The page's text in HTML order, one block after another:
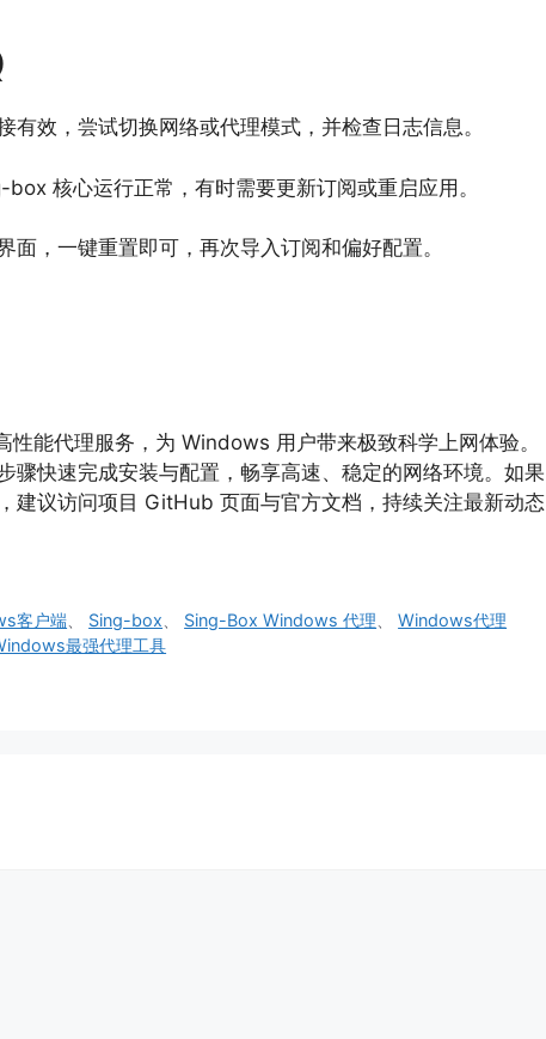
有效，尝试切换网络或代理模式，并检查日志信息。
核心运行正常，有时需要更新订阅或重启应用。
面，一键重置即可，再次导入订阅和偏好配置。
能代理服务，为 Windows 用户带来极致科学上网体验。
骤快速完成安装与配置，畅享高速、稳定的网络环境。如果
建议访问项目 GitHub 页面与官方文档，持续关注最新动态
客户端 Sing-box Sing-Box Windows 代理 、Windows代理
最强代理工具